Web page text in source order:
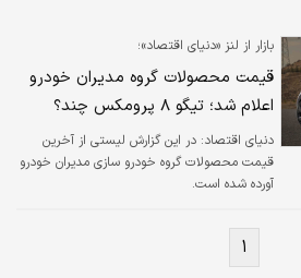
بازار از لنز «دنیای اقتصاد»؛
قیمت محصولات گروه مدیران خودرو
اعلام شد؛ تیگو ۸ پرومکس چند؟
دنیای اقتصاد: در این گزارش لیستی از آخرین
قیمت محصولات گروه خودرو سازی مدیران خودرو
آورده شده است.
۱